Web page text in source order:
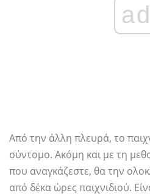
ad
Από την άλλη πλευρά, το
σύντομο. Ακόμη και με τη
που αναγκάζεστε, θα την
από δέκα ώρες παιχνιδιού.